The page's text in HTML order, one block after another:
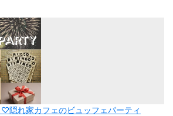
隠れ家カフェのビュッフェパーティ